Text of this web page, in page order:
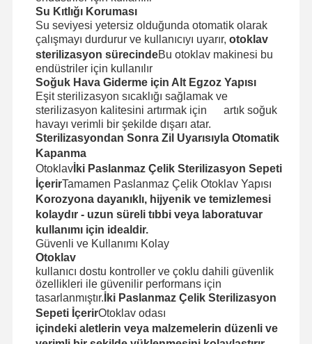
Etilen Oksit Sterilizatörü
İlaç Sterilizatörü
Otomatik Yıkama Dezenfektanı
CSSD Ekipmanları
Su Arıtma Ekipmanları
Kurutma dolabı
Laboratuvar ekipmanı
Su Kıtlığı Koruması
Su seviyesi yetersiz olduğunda otomatik olarak
çalışmayı durdurur ve kullanıcıyı uyarır, otoklav
sterilizasyon sürecindeBu otoklav makinesi bu
endüstriler için kullanılır
Soğuk Hava Giderme için Alt Egzoz Yapısı
Eşit sterilizasyon sıcaklığı sağlamak ve
sterilizasyon kalitesini artırmak için
artık soğuk
havayı verimli bir şekilde dışarı atar.
Sterilizasyondan Sonra Zil Uyarısıyla Otomatik
Kapanma
Otoklavİki Paslanmaz Çelik Sterilizasyon Sepeti
İçerirTamamen Paslanmaz Çelik Otoklav Yapısı
Korozyona dayanıklı, hijyenik ve temizlemesi
kolaydır - uzun süreli tıbbi veya laboratuvar
kullanımı için idealdir.
Güvenli ve Kullanımı Kolay
Otoklav
kullanıcı dostu kontroller ve çoklu dahili güvenlik
özellikleri ile güvenilir performans için
tasarlanmıştır. İki Paslanmaz Çelik Sterilizasyon
Sepeti İçerirOtoklav odası
içindeki aletlerin veya malzemelerin düzenli ve